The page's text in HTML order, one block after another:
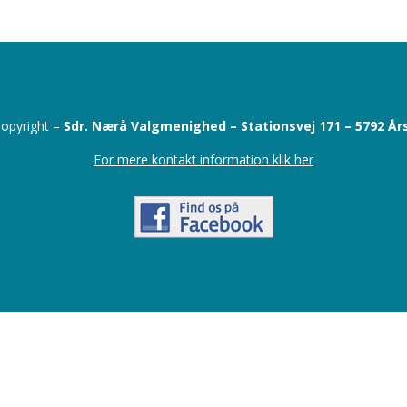
– Sdr. Nærå Valgmenighed – Stationsvej 171 – 5792
For mere kontakt information klik her